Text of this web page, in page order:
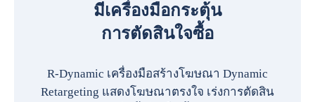
มีเครื่องมือกระตุ้น
การตัดสินใจซื้อ
R-Dynamic เครื่องมือสร้างโฆษณา Dynamic
Retargeting แสดงโฆษณาตรงใจ เร่งการตัดสิน